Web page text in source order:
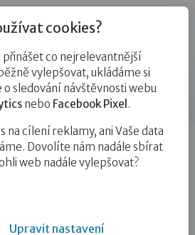
Iška Pospíšil: Vím, že bych
že bych nebyla
cookies?
co nejrelevantnější
vylepšovat, ukládáme si
sledování návštěvnosti webu
nebo Facebook Pixel .
na cílení reklamy, ani Vaše data
Dovolíte nám nadále sbírat
web nadále vylepšovat?
Upravit nastavení